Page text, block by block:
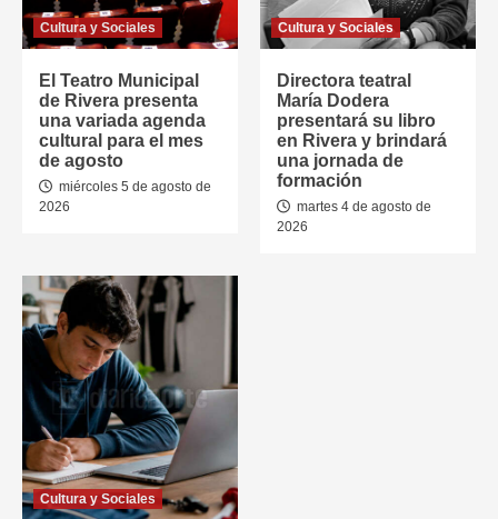
Cultura y Sociales
El Teatro Municipal
de Rivera presenta
una variada agenda
cultural para el mes
de agosto
miércoles 5 de agosto de
2026
Cultura y Sociales
Directora teatral
María Dodera
presentará su libro
en Rivera y brindará
una jornada de
formación
martes 4 de agosto de
2026
Cultura y Sociales